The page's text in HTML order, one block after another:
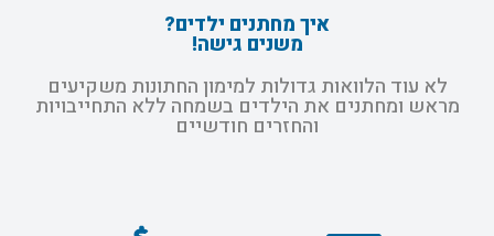
איך מחתנים ילדים?
משנים גישה!
לא עוד הלוואות גדולות למימון החתונות משקיעים
מראש ומחתנים את הילדים בשמחה ללא התחייבויות
והחזרים חודשיים